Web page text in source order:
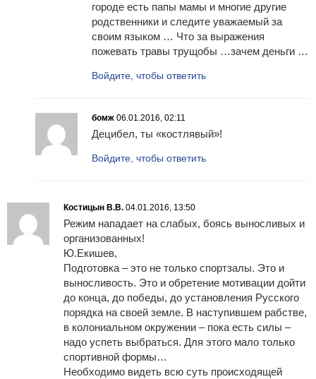
городе есть папы мамы и многие другие
родственники и следите уважаемый за
своим языком … Что за выражения
пожевать травы трущобы …зачем деньги …
Войдите, чтобы ответить
бомж 06.01.2016, 02:11
Децибел, ты «костлявый»!
Войдите, чтобы ответить
Костицын В.В. 04.01.2016, 13:50
Режим нападает на слабых, боясь выносливых и
организованных!
Ю.Екишев,
Подготовка – это не только спортзалы. Это и
выносливость. Это и обретение мотивации дойти
до конца, до победы, до установления Русского
порядка на своей земле. В наступившем рабстве,
в колониальном окружении – пока есть силы –
надо успеть выбраться. Для этого мало только
спортивной формы…
Необходимо видеть всю суть происходящей